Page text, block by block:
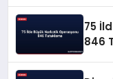
75
846